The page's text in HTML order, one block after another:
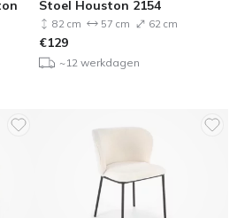
Stoel Houston 2154
82 cm 57 cm 62 cm
€129
~12 werkdagen